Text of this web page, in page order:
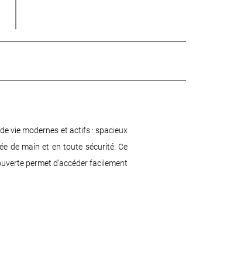
vie modernes et actifs : spacieux
de main et en toute sécurité. Ce
permet d’accéder facilement